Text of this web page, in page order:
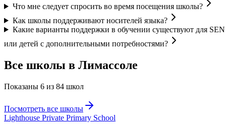
Что мне следует спросить во время посещения школы?
Как школы поддерживают носителей языка?
Какие варианты поддержки в обучении существуют для SEN
или детей с дополнительными потребностями?
Все школы в Лимассоле
Показаны 6 из 84 школ
Посмотреть все школы
Lighthouse Private Primary School